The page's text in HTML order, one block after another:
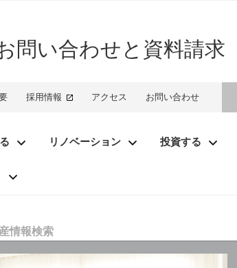
問い合わせと資料請求